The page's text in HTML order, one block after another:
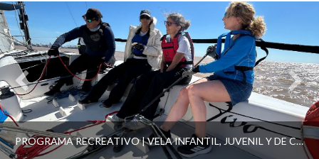
PROGRAMA RECREATIVO | VELA INFANTIL, JUVENIL Y DE CRUCERO 2026